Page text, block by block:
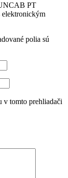
PT
elektronickým
polia sú
v tomto prehliadači